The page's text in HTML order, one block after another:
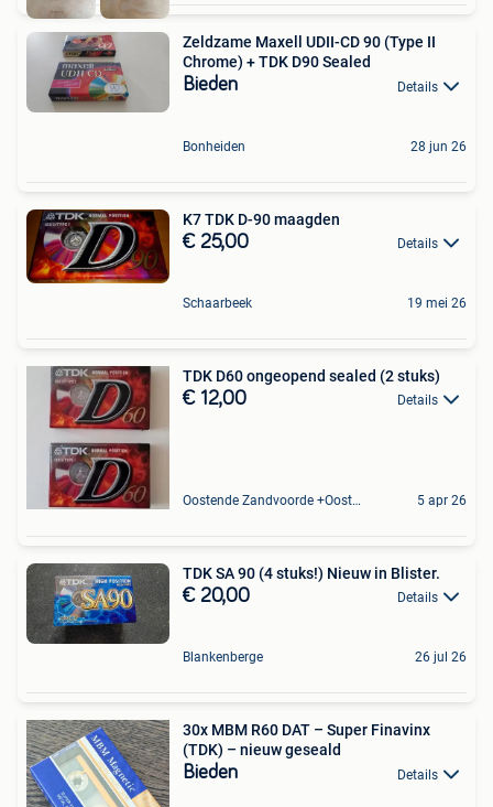
Zeldzame Maxell UDII-CD 90 (Type II
Chrome) + TDK D90 Sealed
Bieden Details
Bonheiden 28 jun 26
K7 TDK D-90 maagden
€ 25,00 Details
Schaarbeek 19 mei 26
TDK D60 ongeopend sealed (2 stuks)
€ 12,00 Details
Oostende Zandvoorde +Oostende 5 apr 26
TDK SA 90 (4 stuks!) Nieuw in Blister.
€ 20,00 Details
Blankenberge 26 jul 26
30x MBM R60 DAT – Super Finavinx
(TDK) – nieuw geseald
Bieden Details